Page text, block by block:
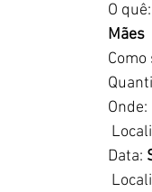
O quê:
Mães
Onde:
Data: